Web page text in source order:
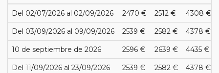
Del 02/07/2026 al 02/09/2026 2470 € 2512 € 4308 €
Del 03/09/2026 al 09/09/2026 2539 € 2582 € 4378 €
10 de septiembre de 2026 2596 € 2639 € 4435 €
Del 11/09/2026 al 23/09/2026 2539 € 2582 € 4378 €